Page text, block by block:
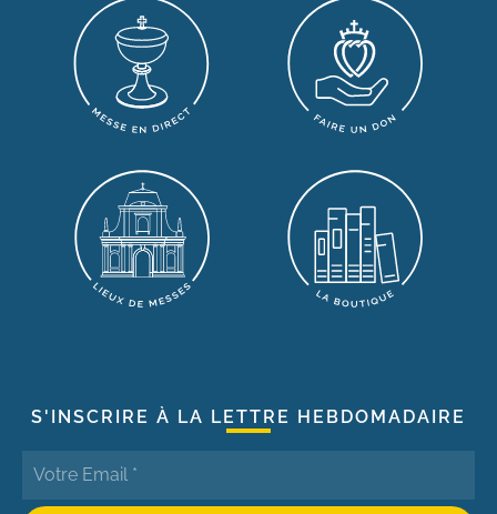
S'INSCRIRE À LA LETTRE HEBDOMADAIRE